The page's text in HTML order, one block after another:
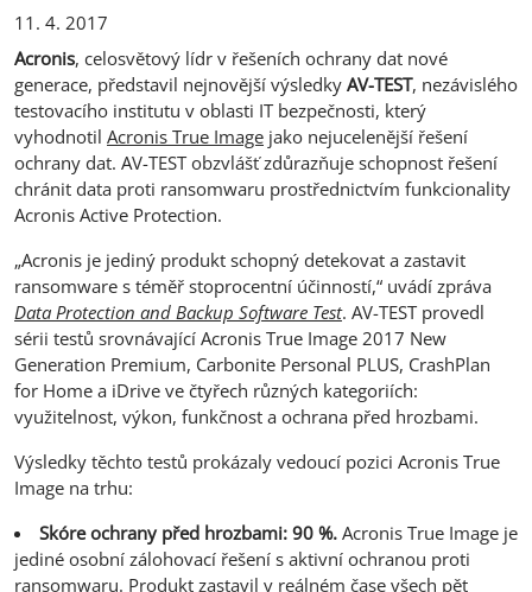
11. 4. 2017
Acronis, celosvětový lídr v řešeních ochrany dat nové
generace, představil nejnovější výsledky AV-TEST, nezávislého
testovacího institutu v oblasti IT bezpečnosti, který
vyhodnotil Acronis True Image jako nejucelenější řešení
ochrany dat. AV-TEST obzvlášť zdůrazňuje schopnost řešení
chránit data proti ransomwaru prostřednictvím funkcionality
Acronis Active Protection.
„Acronis je jediný produkt schopný detekovat a zastavit
ransomware s téměř stoprocentní účinností,“ uvádí zpráva
Data Protection and Backup Software Test. AV-TEST provedl
sérii testů srovnávající Acronis True Image 2017 New
Generation Premium, Carbonite Personal PLUS, CrashPlan
for Home a iDrive ve čtyřech různých kategoriích:
využitelnost, výkon, funkčnost a ochrana před hrozbami.
Výsledky těchto testů prokázaly vedoucí pozici Acronis True
Image na trhu:
Skóre ochrany před hrozbami: 90 %. Acronis True Image je
jediné osobní zálohovací řešení s aktivní ochranou proti
ransomwaru. Produkt zastavil v reálném čase všech pět